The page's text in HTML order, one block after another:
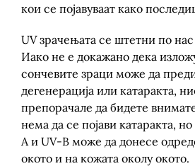
кои се појавуваат како
UV зрачењата се штетни по
Иако не е докажано дека
сончевите зраци може да
дегенерација или катаракта,
препорачале да бидете
нема да се појави катаракта,
A и UV-B може да донесе
окото и на кожата околу окото.